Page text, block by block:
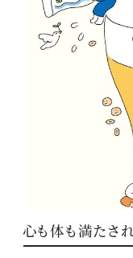
心も体も満たさ